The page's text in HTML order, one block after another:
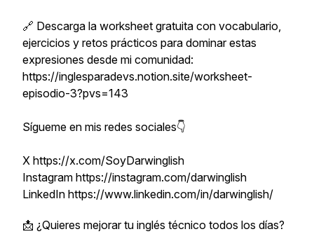
🔗 Descarga la worksheet gratuita con vocabulario,
ejercicios y retos prácticos para dominar estas
expresiones desde mi comunidad:
https://inglesparadevs.notion.site/worksheet-
episodio-3?pvs=143
Sígueme en mis redes sociales👇
X https://x.com/SoyDarwinglish
Instagram https://instagram.com/darwinglish
LinkedIn https://www.linkedin.com/in/darwinglish/
📩 ¿Quieres mejorar tu inglés técnico todos los días?